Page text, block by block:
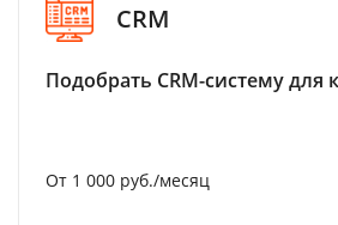
CRM
Подобрать CRM-систему для
От 1 000 руб./месяц